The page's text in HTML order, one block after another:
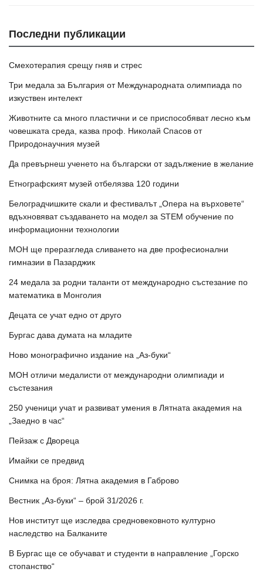
Последни публикации
Смехотерапия срещу гняв и стрес
Три медала за България от Международната олимпиада по
изкуствен интелект
Животните са много пластични и се приспособяват лесно към
човешката среда, казва проф. Николай Спасов от
Природонаучния музей
Да превърнеш ученето на български от задължение в желание
Етнографският музей отбелязва 120 години
Белоградчишките скали и фестивалът „Опера на върховете“
вдъхновяват създаването на модел за STEM обучение по
информационни технологии
МОН ще преразгледа сливането на две професионални
гимназии в Пазарджик
24 медала за родни таланти от международно състезание по
математика в Монголия
Децата се учат едно от друго
Бургас дава думата на младите
Ново монографично издание на „Аз-буки“
МОН отличи медалисти от международни олимпиади и
състезания
250 ученици учат и развиват умения в Лятната академия на
„Заедно в час“
Пейзаж с Двореца
Имайки се предвид
Снимка на броя: Лятна академия в Габрово
Вестник „Аз-буки“ – брой 31/2026 г.
Нов институт ще изследва средновековното културно
наследство на Балканите
В Бургас ще се обучават и студенти в направление „Горско
стопанство“